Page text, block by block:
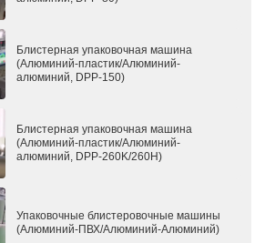
Блистерная упаковочная машина
(Алюминий-пластик/Алюминий-
алюминий, DPP-150)
Блистерная упаковочная машина
(Алюминий-пластик/Алюминий-
алюминий, DPP-260K/260H)
Упаковочные блистеровочные машины
(Алюминий-ПВХ/Алюминий-Алюминий)